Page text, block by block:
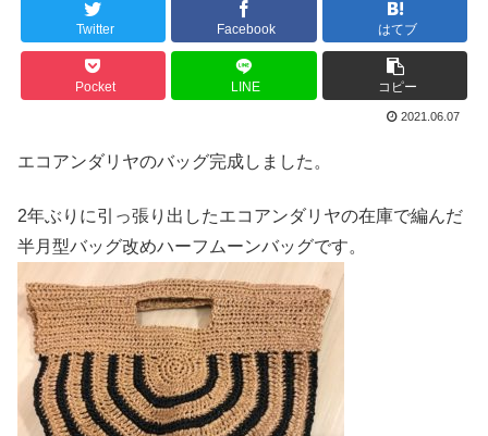
Twitter Facebook はてブ
Pocket LINE コピー
2021.06.07
エコアンダリヤのバッグ完成しました。
2年ぶりに引っ張り出したエコアンダリヤの在庫で編んだ
半月型バッグ改めハーフムーンバッグです。